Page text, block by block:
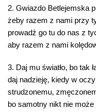
2. Gwiazdo Betlejemska
żeby razem z nami przy
prowadź go tu do nas z
aby razem z nami
3. Daj mu światło, bo tak
daj nadzieję, kiedy w
strudzonemu,
bo samotny nikt nie może